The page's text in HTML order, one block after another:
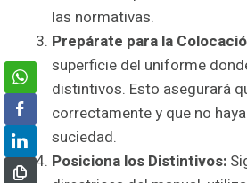
las normativas.
Prepárate para la
superficie del uniforme
distintivos. Esto asegurará
correctamente y que no
suciedad.
Posiciona los Distintivos: